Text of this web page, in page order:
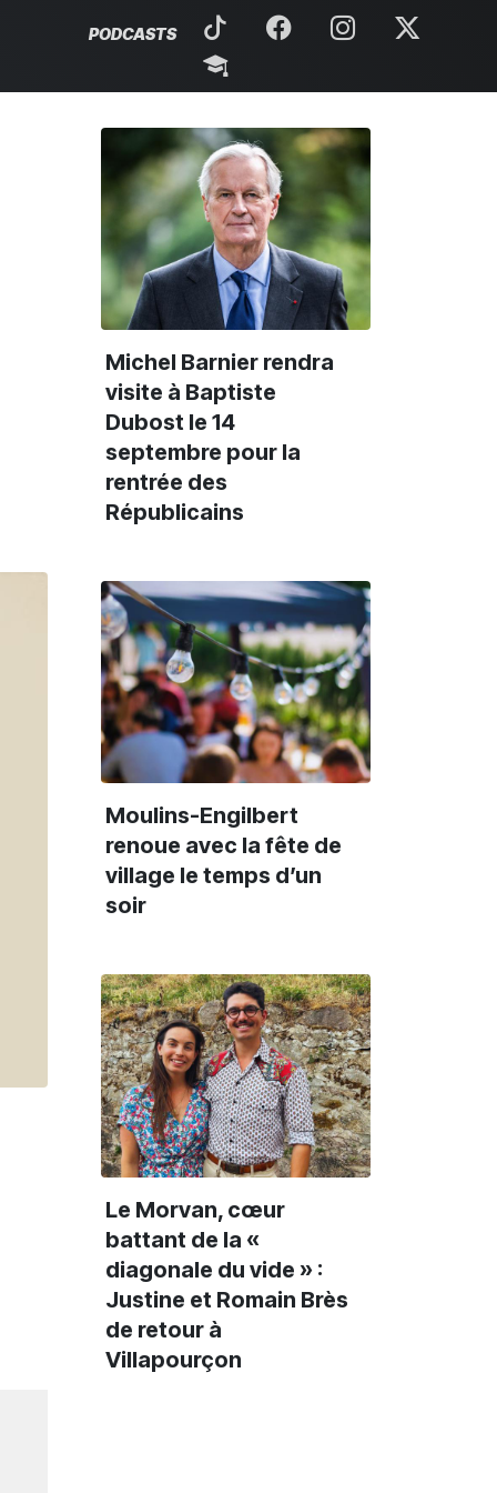
PODCASTS
Michel Barnier rendra
visite à Baptiste
Dubost le 14
septembre pour la
rentrée des
Républicains
Moulins-Engilbert
renoue avec la fête de
village le temps d’un
soir
Le Morvan, cœur
battant de la «
diagonale du vide » :
Justine et Romain Brès
de retour à
Villapourçon